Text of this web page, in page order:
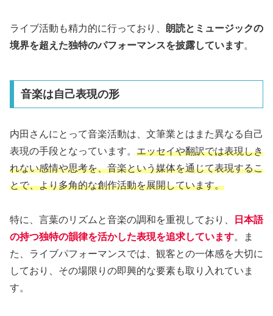
ライブ活動も精力的に行っており、
朗読とミュージックの
境界を超えた独特のパフォーマンスを披露しています。
音楽は自己表現の形
内田さんにとって音楽活動は、文筆業とはまた異なる自己
表現の手段となっています。 エッセイや翻訳では表現しき
れない感情や思考を、音楽という媒体を通じて表現するこ
とで、より多角的な創作活動を展開しています。
特に、言葉のリズムと音楽の調和を重視しており、
日本語
の持つ独特の韻律を活かした表現を追求しています。ま
た、ライブパフォーマンスでは、観客との一体感を大切に
しており、その場限りの即興的な要素も取り入れていま
す。